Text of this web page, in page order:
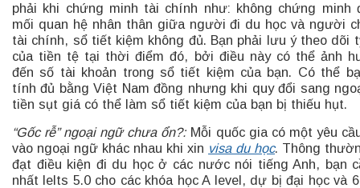
phải khi chứng minh tài chính như: không chứng minh
mối quan hệ nhân thân giữa người đi du học và người
tài chính, sổ tiết kiệm không đủ. Bạn phải lưu ý theo dõi
của tiền tệ tại thời điểm đó, bởi điều này có thể ảnh
đến số tài khoản trong sổ tiết kiệm của bạn. Có thể
tính đủ bằng Việt Nam đồng nhưng khi quy đổi sang
tiền sụt giá có thể làm sổ tiết kiệm của bạn bị thiếu hụt.
“Gốc rễ” ngoại ngữ chưa ổn?: Mỗi quốc gia có một yêu
vào ngoại ngữ khác nhau khi xin visa du học. Thông
đạt điều kiện đi du học ở các nước nói tiếng Anh, bạn
nhất Ielts 5.0 cho các khóa học A level, dự bị đại học và